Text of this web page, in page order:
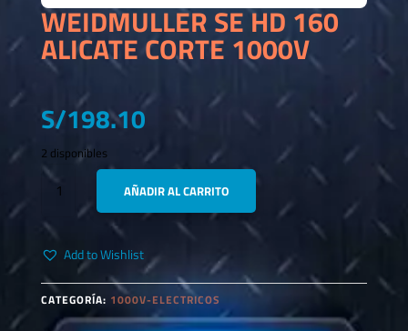
WEIDMULLER SE HD 160
ALICATE CORTE 1000V
S/198.10
2 disponibles
WEIDMULLER
160
ALICATE
CORTE
1000V
CANTIDAD
AÑADIR AL CARRITO
Add to Wishlist
CATEGORÍA: 1000V-ELECTRICOS